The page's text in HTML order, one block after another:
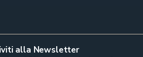
alla Newsletter